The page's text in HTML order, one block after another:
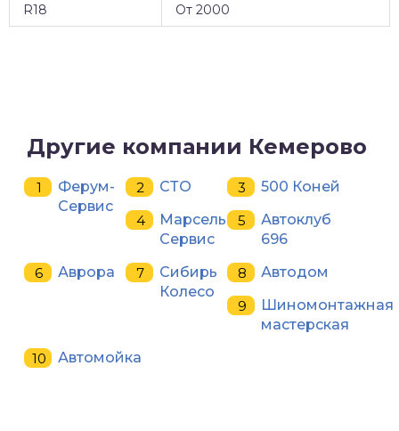
R18
От 2000
Другие компании Кемерово
Ферум-
Сервис
СТО
500 Коней
Марсель
Сервис
Автоклуб
696
Аврора
Сибирь
Колесо
Автодом
Шиномонтажная
мастерская
Автомойка